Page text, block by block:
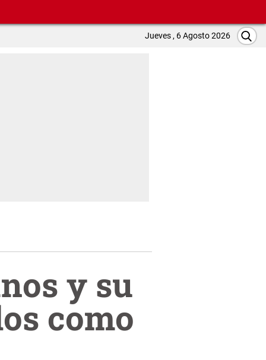
Jueves , 6 Agosto 2026
y su
como